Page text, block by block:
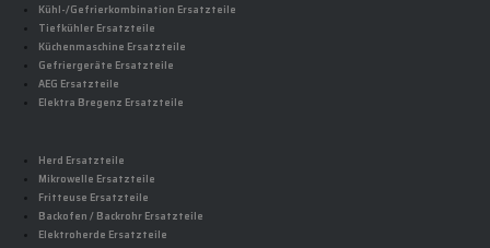
Kühl-/Gefrierkombination Ersatzteile
Tiefkühler Ersatzteile
Küchenmaschine Ersatzteile
Gefriergeräte Ersatzteile
AEG Ersatzteile
Elektra Bregenz Ersatzteile
Herd Ersatzteile
Mikrowelle Ersatzteile
Fritteuse Ersatzteile
Backofen / Backrohr Ersatzteile
Elektroherde Ersatzteile